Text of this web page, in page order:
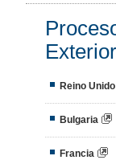
Reino Unido
Bulgaria
Francia